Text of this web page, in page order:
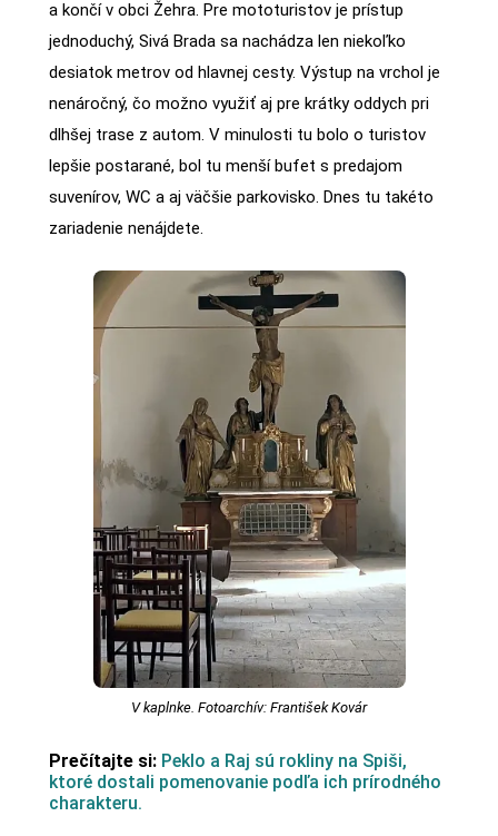
a končí v obci Žehra. Pre mototuristov je prístup
jednoduchý, Sivá Brada sa nachádza len niekoľko
desiatok metrov od hlavnej cesty. Výstup na vrchol je
nenáročný, čo možno využiť aj pre krátky oddych pri
dlhšej trase z autom. V minulosti tu bolo o turistov
lepšie postarané, bol tu menší bufet s predajom
suvenírov, WC a aj väčšie parkovisko. Dnes tu takéto
zariadenie nenájdete.
V kaplnke. Fotoarchív: František Kovár
Prečítajte si: Peklo a Raj sú rokliny na Spiši,
ktoré dostali pomenovanie podľa ich prírodného
charakteru.